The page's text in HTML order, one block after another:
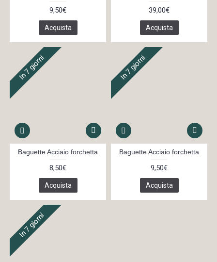
9,50€
Acquista
39,00€
Acquista
In 7 giorni
Baguette Acciaio forchetta
8,50€
Acquista
In 7 giorni
Baguette Acciaio forchetta
9,50€
Acquista
In 7 giorni